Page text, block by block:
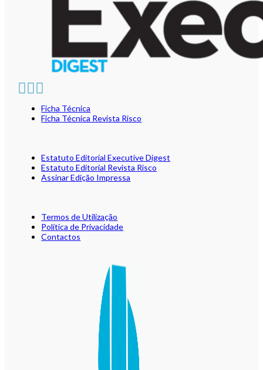
Ficha Técnica
Ficha Técnica Revista Risco
Estatuto Editorial Executive Digest
Estatuto Editorial Revista Risco
Assinar Edição Impressa
Termos de Utilização
Política de Privacidade
Contactos